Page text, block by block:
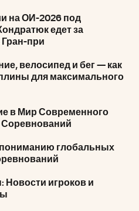
на ОИ-2026 под
едет за
Гран-при
велосипед и бег — как
для максимального
в Мир Современного
Соревнований
глобальных
Новости игроков и